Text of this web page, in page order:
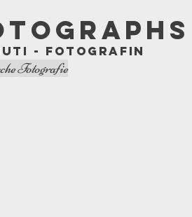
- Fotografin
Fotografie